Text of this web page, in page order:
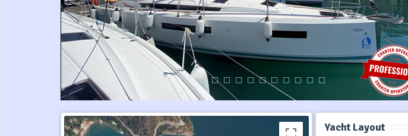
Yacht Layout